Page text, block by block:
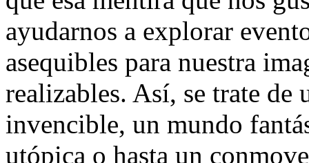
ayudarnos a explorar
asequibles para nuestra
realizables. Así, se trate de
invencible, un mundo
utópica o hasta un